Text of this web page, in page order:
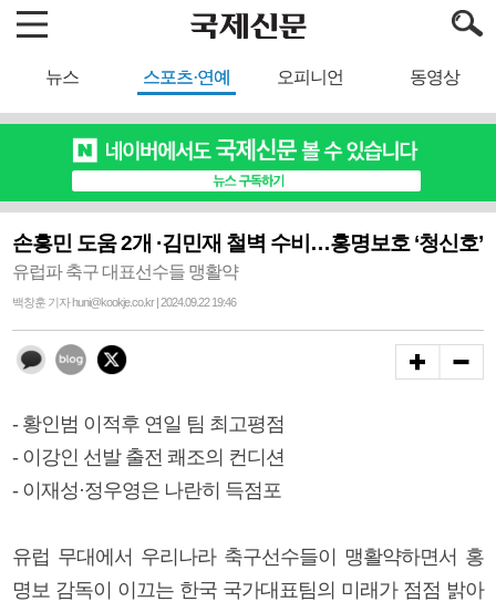
뉴스 스포츠·연예 오피니언 동영상
손흥민 도움 2개 ·김민재 철벽 수비…홍명보호 ‘청신호’
유럽파 축구 대표선수들 맹활약
백창훈 기자 huni@kookje.co.kr | 2024.09.22 19:46
- 황인범 이적후 연일 팀 최고평점
- 이강인 선발 출전 쾌조의 컨디션
- 이재성·정우영은 나란히 득점포
유럽 무대에서 우리나라 축구선수들이 맹활약하면서 홍
명보 감독이 이끄는 한국 국가대표팀의 미래가 점점 밝아